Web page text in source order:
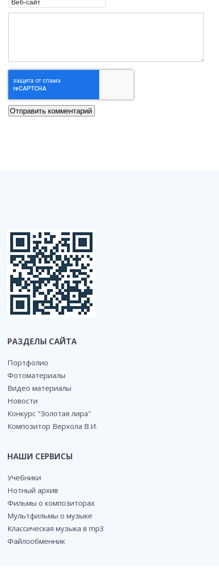
РАЗДЕЛЫ САЙТА
Портфолио
Фотоматериалы
Видео материалы
Новости
Конкурс "Золотая лира"
Композитор Верхола В.И.
НАШИ СЕРВИСЫ
Учебники
Нотный архив
Фильмы о композиторах
Мультфильмы о музыке
Классическая музыка в mp3
Файлообменник